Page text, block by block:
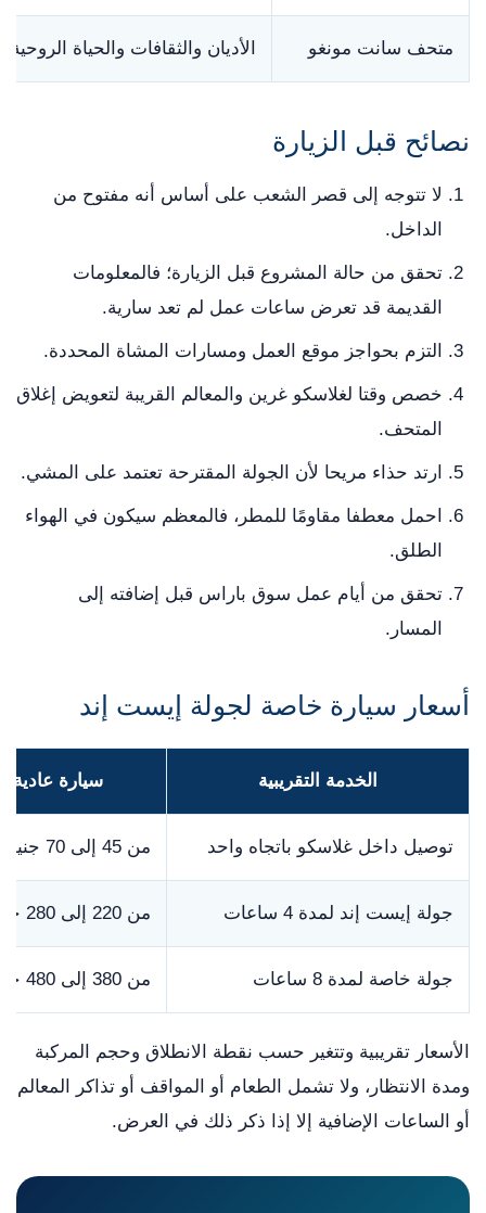
متحف سانت مونغو الأديان والثقافات والحياة الروحية
نصائح قبل الزيارة
لا تتوجه إلى قصر الشعب على أساس أنه مفتوح من
الداخل.
تحقق من حالة المشروع قبل الزيارة؛ فالمعلومات
القديمة قد تعرض ساعات عمل لم تعد سارية.
التزم بحواجز موقع العمل ومسارات المشاة المحددة.
خصص وقتا لغلاسكو غرين والمعالم القريبة لتعويض إغلاق
المتحف.
ارتد حذاء مريحا لأن الجولة المقترحة تعتمد على المشي.
احمل معطفا مقاومًا للمطر، فالمعظم سيكون في الهواء
الطلق.
تحقق من أيام عمل سوق باراس قبل إضافته إلى
المسار.
أسعار سيارة خاصة لجولة إيست إند
الخدمة التقريبية سيارة عادية
توصيل داخل غلاسكو باتجاه واحد من 45 إلى 70 جنيها
جولة إيست إند لمدة 4 ساعات من 220 إلى 280 جنيها
جولة خاصة لمدة 8 ساعات من 380 إلى 480 جنيها
الأسعار تقريبية وتتغير حسب نقطة الانطلاق وحجم المركبة
ومدة الانتظار، ولا تشمل الطعام أو المواقف أو تذاكر المعالم
أو الساعات الإضافية إلا إذا ذكر ذلك في العرض.